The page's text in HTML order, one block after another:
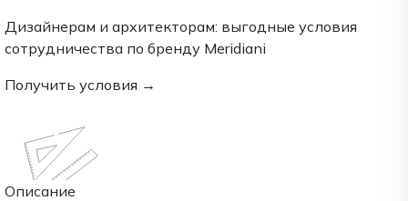
Дизайнерам и архитекторам: выгодные условия
сотрудничества по бренду Meridiani
Получить условия →
Описание